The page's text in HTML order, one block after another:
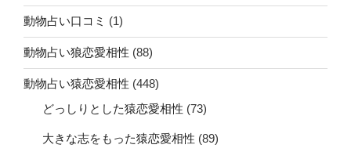
動物占い口コミ (1)
動物占い狼恋愛相性 (88)
動物占い猿恋愛相性 (448)
どっしりとした猿恋愛相性 (73)
大きな志をもった猿恋愛相性 (89)